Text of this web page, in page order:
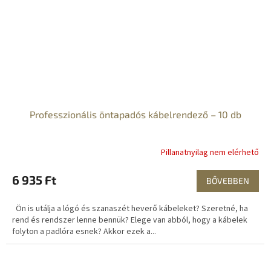
Professzionális öntapadós kábelrendező – 10 db
Pillanatnyilag nem elérhető
6 935 Ft BŐVEBBEN
Ön is utálja a lógó és szanaszét heverő kábeleket? Szeretné, ha
rend és rendszer lenne bennük? Elege van abból, hogy a kábelek
folyton a padlóra esnek? Akkor ezek a...